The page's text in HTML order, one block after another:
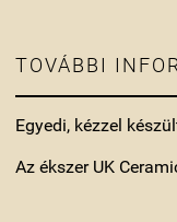
TOVÁBBI
Egyedi, kézzel
Az ékszer UK